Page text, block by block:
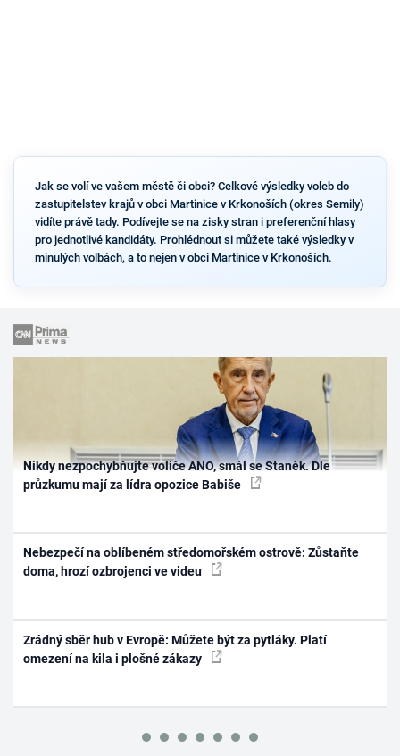
Jak se volí ve vašem městě či obci? Celkové výsledky voleb do
zastupitelstev krajů v obci Martinice v Krkonoších (okres Semily)
vidíte právě tady. Podívejte se na zisky stran i preferenční hlasy
pro jednotlivé kandidáty. Prohlédnout si můžete také výsledky v
minulých volbách, a to nejen v obci Martinice v Krkonoších.
Nikdy nezpochybňujte voliče ANO, smál se Staněk. Dle
průzkumu mají za lídra opozice Babiše
Nebezpečí na oblíbeném středomořském ostrově: Zůstaňte
doma, hrozí ozbrojenci ve videu
Zrádný sběr hub v Evropě: Můžete být za pytláky. Platí
omezení na kila i plošné zákazy